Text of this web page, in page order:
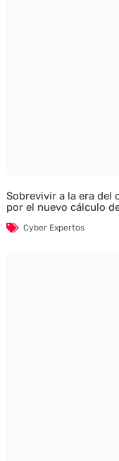
Sobrevivir a la era del
por el nuevo cálculo
Cyber Expertos